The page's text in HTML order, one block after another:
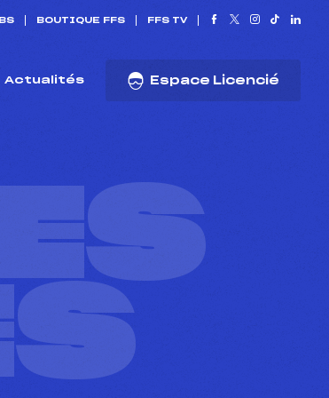
BOUTIQUE FFS FFS TV
Actualités Espace Licencié